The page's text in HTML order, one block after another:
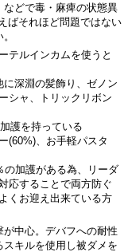
どで毒・麻痺の状態異
ばそれほど問題ではない
テルインカムを使うと
深淵の髪飾り、ゼノン
シャ、トリックリボン
護を持っている
(60%)、お手軽パスタ
の加護がある為、リーダ
応することで両方防ぐ
くお迎え出来ている方
中心。デバフへの耐性
キルを使用し被ダメを